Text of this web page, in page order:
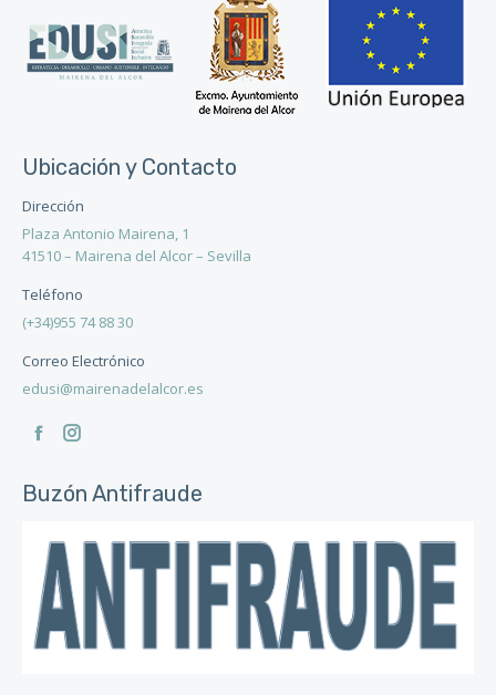
Ubicación y Contacto
Dirección
Plaza Antonio Mairena, 1
41510 – Mairena del Alcor – Sevilla
Teléfono
(+34)955 74 88 30
Correo Electrónico
edusi@mairenadelalcor.es
Encuéntranos en:
Facebook
opens
new
window
Instagram
opens
new
window
Buzón Antifraude